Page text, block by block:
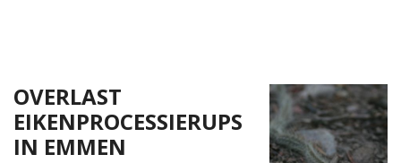
OVERLAST
EIKENPROCESSIERUPS
IN EMMEN